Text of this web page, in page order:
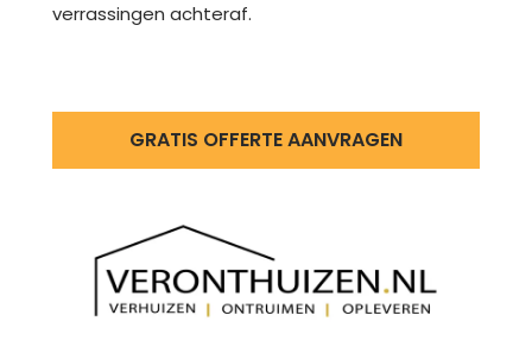
verrassingen achteraf.
GRATIS OFFERTE AANVRAGEN